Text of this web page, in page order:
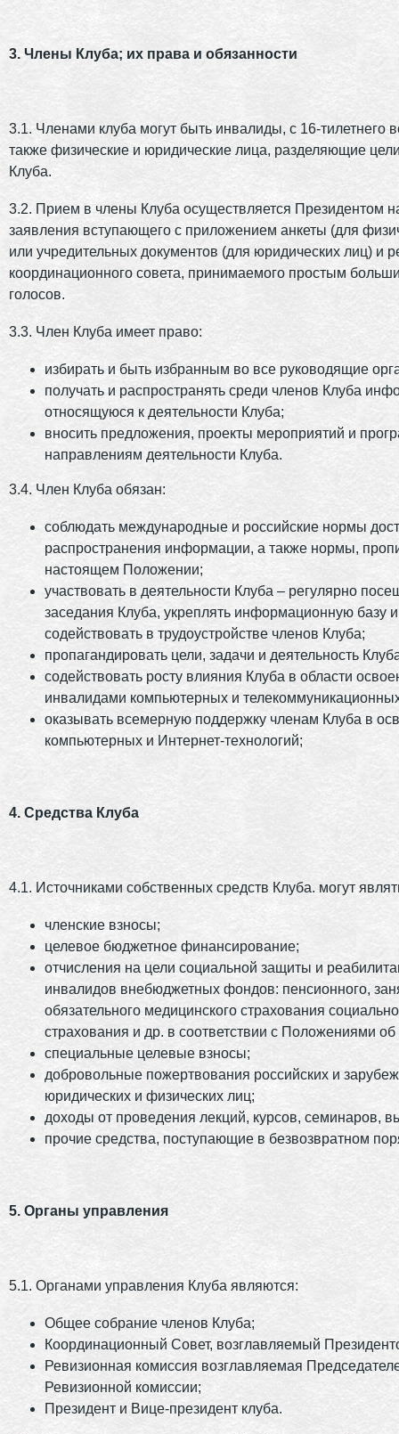
3. Члены Клуба; их права и обязанности
3.1. Членами клуба могут быть инвалиды, с 16-тилетнего
также физические и юридические лица, разделяющие
Клуба.
3.2. Прием в члены Клуба осуществляется Президентом
заявления вступающего с приложением анкеты (для
или учредительных документов (для юридических лиц) и
координационного совета, принимаемого простым
голосов.
3.3. Член Клуба имеет право:
избирать и быть избранным во все руководящие
получать и распространять среди членов Клуба
относящуюся к деятельности Клуба;
вносить предложения, проекты мероприятий и
направлениям деятельности Клуба.
3.4. Член Клуба обязан:
соблюдать международные и российские нормы
распространения информации, а также нормы,
настоящем Положении;
участвовать в деятельности Клуба – регулярно
заседания Клуба, укреплять информационную базу
содействовать в трудоустройстве членов Клуба;
пропагандировать цели, задачи и деятельность
содействовать росту влияния Клуба в области
инвалидами компьютерных и
оказывать всемерную поддержку членам Клуба в
компьютерных и Интернет-технологий;
4. Средства Клуба
4.1. Источниками собственных средств Клуба. могут
членские взносы;
целевое бюджетное финансирование;
отчисления на цели социальной защиты и
инвалидов внебюджетных фондов: пенсионного,
обязательного медицинского страхования
страхования и др. в соответствии с Положениями
специальные целевые взносы;
добровольные пожертвования российских и
юридических и физических лиц;
доходы от проведения лекций, курсов, семинаров,
прочие средства, поступающие в безвозвратном
5. Органы управления
5.1. Органами управления Клуба являются:
Общее собрание членов Клуба;
Координационный Совет, возглавляемый
Ревизионная комиссия возглавляемая
Ревизионной комиссии;
Президент и Вице-президент клуба.